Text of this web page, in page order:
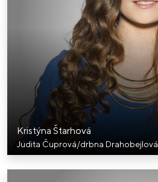
Kristýna Štarhová
Judita Čuprová/drbna Drahobejlová